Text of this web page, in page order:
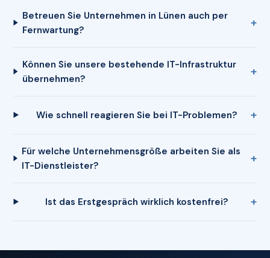
Betreuen Sie Unternehmen in Lünen auch per
Fernwartung?
Können Sie unsere bestehende IT-Infrastruktur
übernehmen?
Wie schnell reagieren Sie bei IT-Problemen?
Für welche Unternehmensgröße arbeiten Sie als
IT-Dienstleister?
Ist das Erstgespräch wirklich kostenfrei?